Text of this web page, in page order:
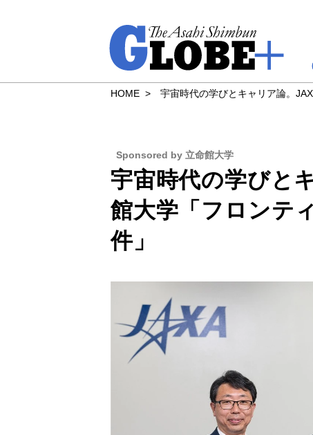
HOME 宇宙時代の学びとキャリア論。
宇宙時代の学びと
館大学「フロンテ
件」
Sponsored by 立命館大学